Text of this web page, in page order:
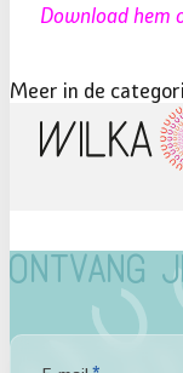
Download hem
Meer in de
Ontvang